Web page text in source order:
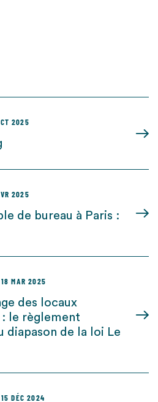
2025
2025
de bureau à Paris :
18 MAR 2025
des locaux
: le règlement
diapason de la loi Le
15 DÉC 2024